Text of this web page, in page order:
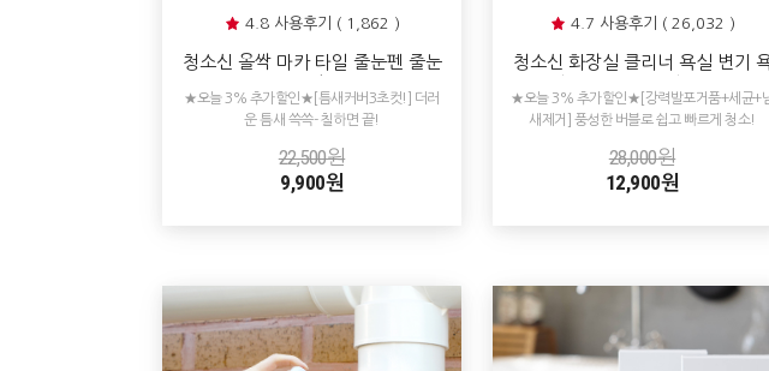
4.8 사용후기 ( 1,862 )
청소신 올싹 마카 타일 줄눈펜 줄눈
★오늘 3% 추가할인★[틈새커버3초컷!] 더러
운 틈새 쓱쓱- 칠하면 끝!
22,500원
9,900원
4.7 사용후기 ( 26,032 )
청소신 화장실 클리너 욕실 변기
제 거품 스프레이
★오늘 3% 추가할인★[강력발포거품+세균+
새제거] 풍성한 버블로 쉽고 빠르게 청소!
28,000원
12,900원